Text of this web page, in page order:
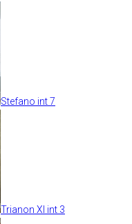
Stefano int 7
Trianon XI int 3